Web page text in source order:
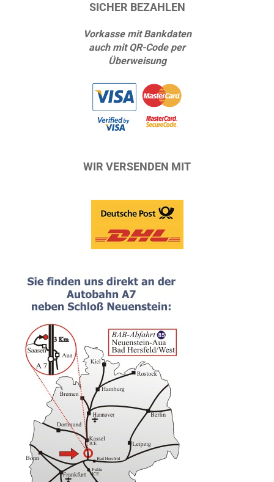
SICHER BEZAHLEN
Vorkasse mit Bankdaten
auch mit QR-Code per
Überweisung
WIR VERSENDEN MIT